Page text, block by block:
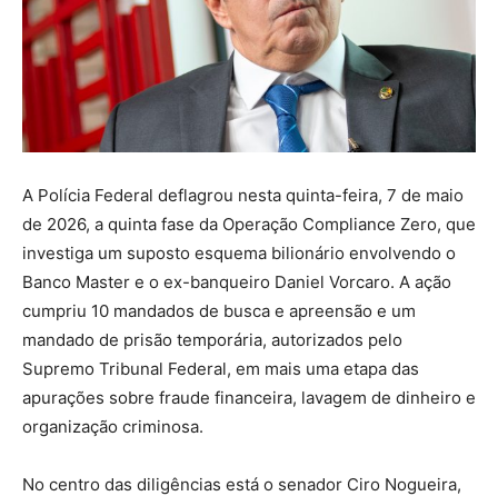
A Polícia Federal deflagrou nesta quinta-feira, 7 de maio
de 2026, a quinta fase da Operação Compliance Zero, que
investiga um suposto esquema bilionário envolvendo o
Banco Master e o ex-banqueiro Daniel Vorcaro. A ação
cumpriu 10 mandados de busca e apreensão e um
mandado de prisão temporária, autorizados pelo
Supremo Tribunal Federal, em mais uma etapa das
apurações sobre fraude financeira, lavagem de dinheiro e
organização criminosa.
No centro das diligências está o senador Ciro Nogueira,